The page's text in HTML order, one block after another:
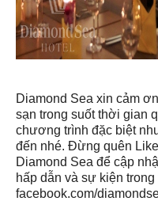
Diamond Sea xin cảm
sạn trong suốt thời gian
chương trình đặc biệt
đến nhé. Đừng quên
Diamond Sea để cập
hấp dẫn và sự kiện
facebook.com/